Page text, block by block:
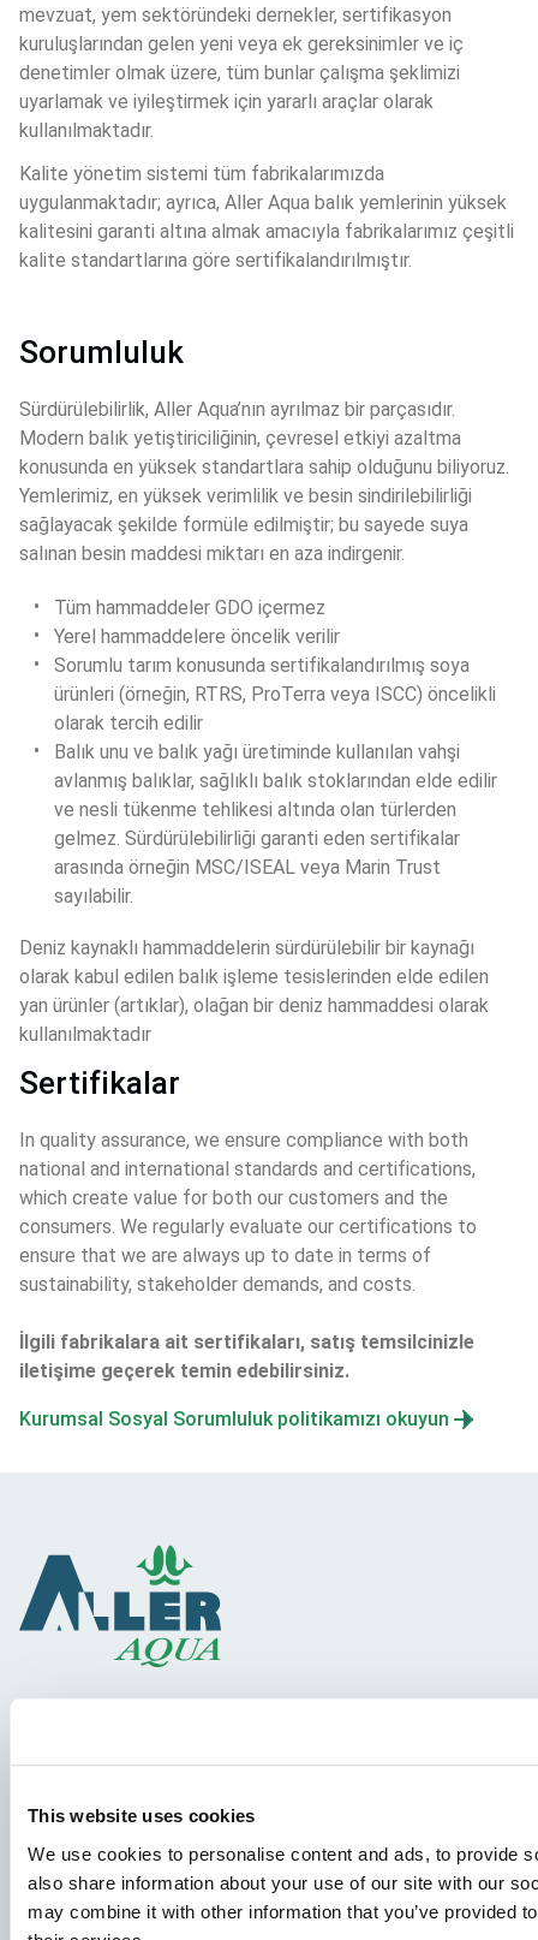
This website uses cookies
We use cookies to personalise content and ads, to provide
also share information about your use of our site with our
may combine it with other information that you’ve provided
mevzuat, yem sektöründeki dernekler, sertifikasyon
kuruluşlarından gelen yeni veya ek gereksinimler ve iç
denetimler olmak üzere, tüm bunlar çalışma şeklimizi
uyarlamak ve iyileştirmek için yararlı araçlar olarak
kullanılmaktadır.
Kalite yönetim sistemi tüm fabrikalarımızda
uygulanmaktadır; ayrıca, Aller Aqua balık yemlerinin yüksek
kalitesini garanti altına almak amacıyla fabrikalarımız çeşitli
kalite standartlarına göre sertifikalandırılmıştır.
Sorumluluk
Sürdürülebilirlik, Aller Aqua’nın ayrılmaz bir parçasıdır.
Modern balık yetiştiriciliğinin, çevresel etkiyi azaltma
konusunda en yüksek standartlara sahip olduğunu biliyoruz.
Yemlerimiz, en yüksek verimlilik ve besin sindirilebilirliği
sağlayacak şekilde formüle edilmiştir; bu sayede suya
salınan besin maddesi miktarı en aza indirgenir.
Tüm hammaddeler GDO içermez
Yerel hammaddelere öncelik verilir
Sorumlu tarım konusunda sertifikalandırılmış soya
ürünleri (örneğin, RTRS, ProTerra veya ISCC) öncelikli
olarak tercih edilir
Balık unu ve balık yağı üretiminde kullanılan vahşi
avlanmış balıklar, sağlıklı balık stoklarından elde edilir
ve nesli tükenme tehlikesi altında olan türlerden
gelmez. Sürdürülebilirliği garanti eden sertifikalar
arasında örneğin MSC/ISEAL veya Marin Trust
sayılabilir.
Deniz kaynaklı hammaddelerin sürdürülebilir bir kaynağı
olarak kabul edilen balık işleme tesislerinden elde edilen
yan ürünler (artıklar), olağan bir deniz hammaddesi olarak
kullanılmaktadır
Sertifikalar
In quality assurance, we ensure compliance with both
national and international standards and certifications,
which create value for both our customers and the
consumers. We regularly evaluate our certifications to
ensure that we are always up to date in terms of
sustainability, stakeholder demands, and costs.
İlgili fabrikalara ait sertifikaları, satış temsilcinizle
iletişime geçerek temin edebilirsiniz.
Kurumsal Sosyal Sorumluluk politikamızı okuyun
Bilgi paylaşımı
İş başvuruları